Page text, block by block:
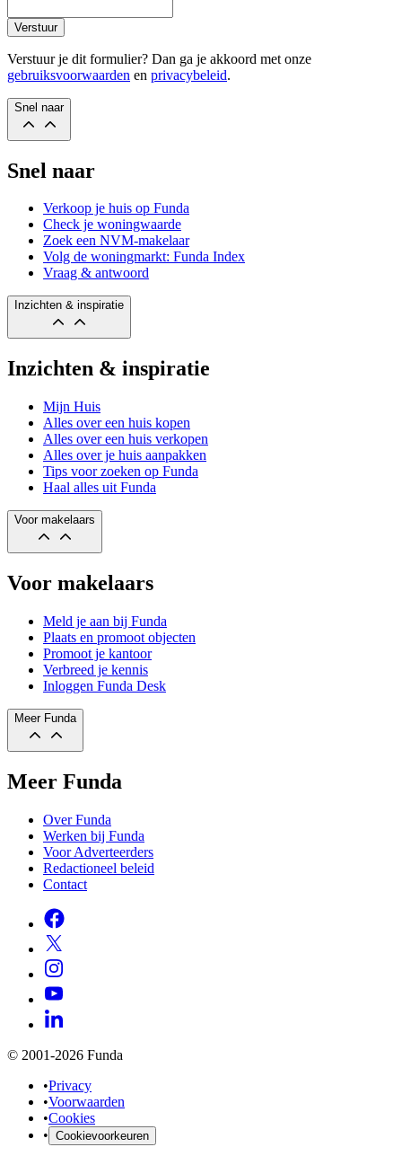
Verstuur
Verstuur je dit formulier? Dan ga je akkoord met onze
gebruiksvoorwaarden en privacybeleid.
Snel naar
Snel naar
Verkoop je huis op Funda
Check je woningwaarde
Zoek een NVM-makelaar
Volg de woningmarkt: Funda Index
Vraag & antwoord
Inzichten & inspiratie
Inzichten & inspiratie
Mijn Huis
Alles over een huis kopen
Alles over een huis verkopen
Alles over je huis aanpakken
Tips voor zoeken op Funda
Haal alles uit Funda
Voor makelaars
Voor makelaars
Meld je aan bij Funda
Plaats en promoot objecten
Promoot je kantoor
Verbreed je kennis
Inloggen Funda Desk
Meer Funda
Meer Funda
Over Funda
Werken bij Funda
Voor Adverteerders
Redactioneel beleid
Contact
© 2001-2026 Funda
•Privacy
•Voorwaarden
•Cookies
• Cookievoorkeuren